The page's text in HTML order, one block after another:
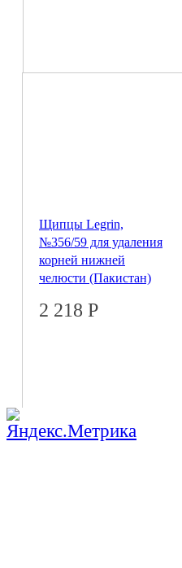
Щипцы Legrin,
№356/59 для удаления
корней нижней
челюсти (Пакистан)
2 218 Р